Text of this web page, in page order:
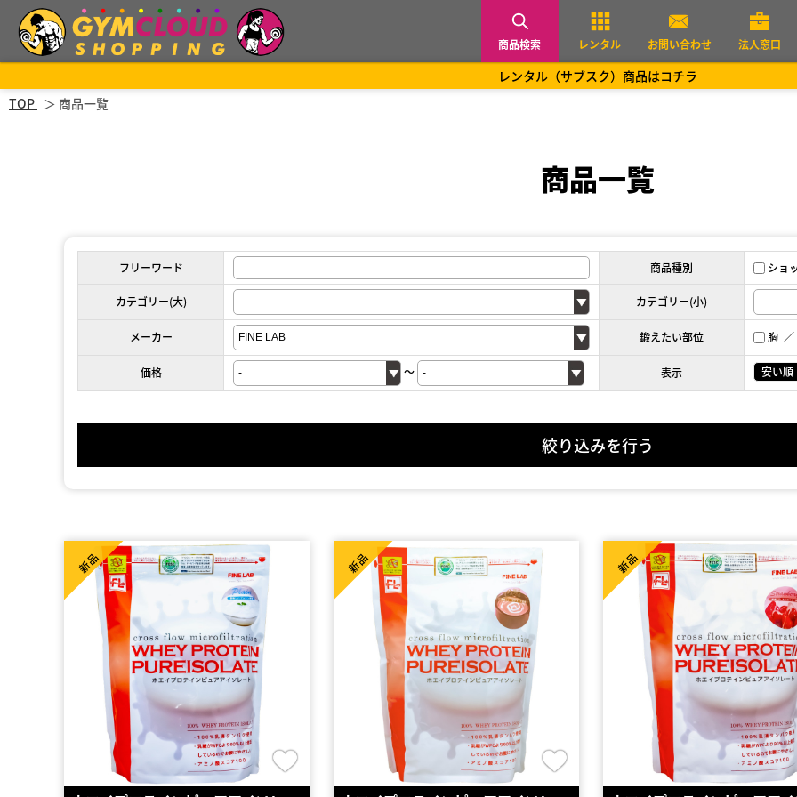
商品検索 レンタル お問い合わせ 法人窓口
レンタル（サブスク）商品はコチラ
TOP
商品一覧
商品一覧
フリーワード 商品種別 ショ
カテゴリー(大) カテゴリー(小)
メーカー 鍛えたい部位 胸
価格 ～ 表示 安い順
絞り込みを行う
新品 新品 新品